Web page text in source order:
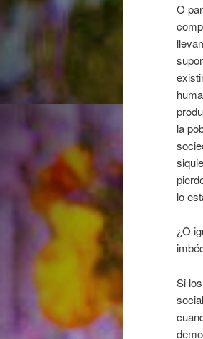
O
la
lo
¿O
Si